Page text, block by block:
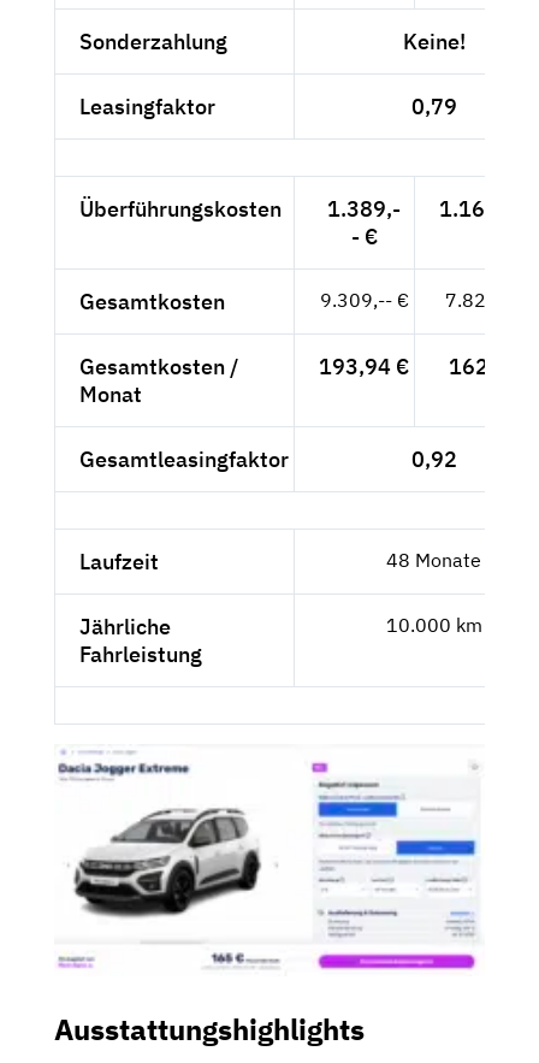
Sonderzahlung Keine!
Leasingfaktor 0,79
Überführungskosten
1.389,-
- €
1.167,23
Gesamtkosten 9.309,-- € 7.822,69
Gesamtkosten /
Monat
193,94 € 162,97 €
Gesamtleasingfaktor 0,92
Laufzeit 48 Monate
Jährliche
Fahrleistung
10.000 km
Ausstattungshighlights